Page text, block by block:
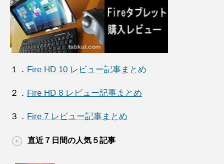
１． Fire HD 10 レビュー記事まとめ
２． Fire HD 8 レビュー記事まとめ
３． Fire 7 レビュー記事まとめ
直近７日間の人気５記事